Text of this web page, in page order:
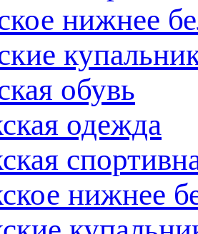
нижнее
обувь
одежда
нижнее